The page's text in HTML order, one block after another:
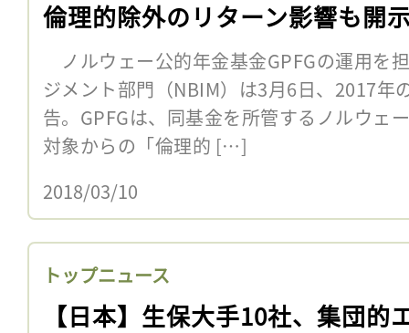
倫理的除外のリターン影響も開
ノルウェー公的年金基金GPFGの運用を
ジメント部門（NBIM）は3月6日、2017年
告。GPFGは、同基金を所管するノルウェ
対象からの「倫理的 […]
2018/03/10
トップニュース
【日本】生保大手10社、集団的